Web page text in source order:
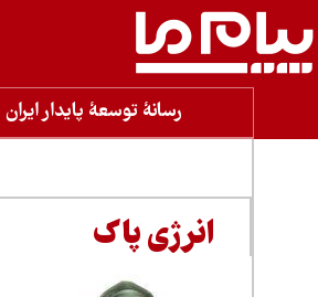
رسانۀ توسعۀ پایدار ایران
انرژی پاک